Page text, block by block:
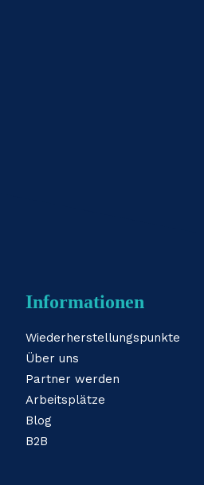
Informationen
Wiederherstellungspunkte
Über uns
Partner werden
Arbeitsplätze
Blog
B2B